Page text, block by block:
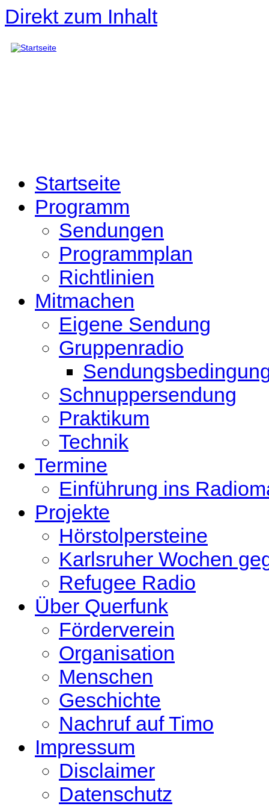
Direkt zum Inhalt
Startseite
Programm
Sendungen
Programmplan
Richtlinien
Mitmachen
Eigene Sendung
Gruppenradio
Schnuppersendung
Praktikum
Technik
Termine
Einführung ins
Projekte
Hörstolpersteine
Karlsruher Wochen
Refugee Radio
Über Querfunk
Förderverein
Organisation
Menschen
Geschichte
Nachruf auf Timo
Impressum
Disclaimer
Datenschutz